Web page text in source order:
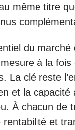
même titre
du marché
à la fois
La clé reste
et la capacité
À chacun de
rentabilité et